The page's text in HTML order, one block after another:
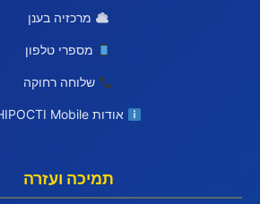
מרכזיה בענן
מספרי טלפון
שלוחה רחוקה
אודות HIPOCTI Mobile
תמיכה ועזרה